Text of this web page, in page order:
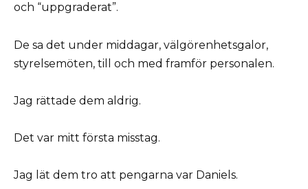
och “uppgraderat”.
De sa det under middagar, välgörenhetsgalor,
styrelsemöten, till och med framför personalen.
Jag rättade dem aldrig.
Det var mitt första misstag.
Jag lät dem tro att pengarna var Daniels.